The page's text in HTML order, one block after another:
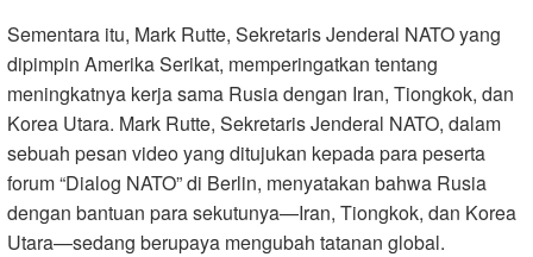
Sementara itu, Mark Rutte, Sekretaris Jenderal NATO yang
dipimpin Amerika Serikat, memperingatkan tentang
meningkatnya kerja sama Rusia dengan Iran, Tiongkok, dan
Korea Utara. Mark Rutte, Sekretaris Jenderal NATO, dalam
sebuah pesan video yang ditujukan kepada para peserta
forum “Dialog NATO” di Berlin, menyatakan bahwa Rusia
dengan bantuan para sekutunya—Iran, Tiongkok, dan Korea
Utara—sedang berupaya mengubah tatanan global.